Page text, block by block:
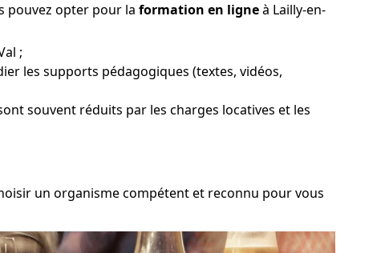
pouvez opter pour la formation en ligneà Lailly-en-
;
les supports pédagogiques (textes, vidéos,
souvent réduits par les charges locatives et les
un organisme compétent et reconnu pour vous